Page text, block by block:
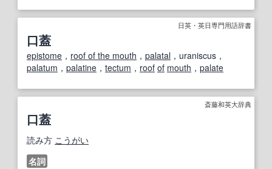
日英・英日専門用語辞書
口蓋
epistome ， roof of the mouth ， palatal ，uraniscus，
palatum ， palatine ， tectum ， roof of mouth ， palate
斎藤和英大辞典
口蓋
読み方 こうがい
名詞